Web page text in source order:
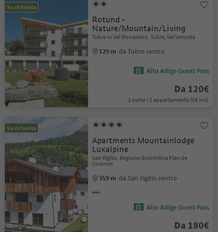
Su richiesta
Rotund -
Nature/Mountain/Living
Tubre in Val Monastero, Tubre, Val Venosta
129 m da Tubre centro
Alto Adige Guest Pass
Da 120€
1 notte / 1 appartamento IVA incl.
Su richiesta
Apartments Mountainlodge
Luxalpine
San Vigilio, Regione dolomitica Plan de
Corones
359 m da San Vigilio centro
Alto Adige Guest Pass
Da 180€